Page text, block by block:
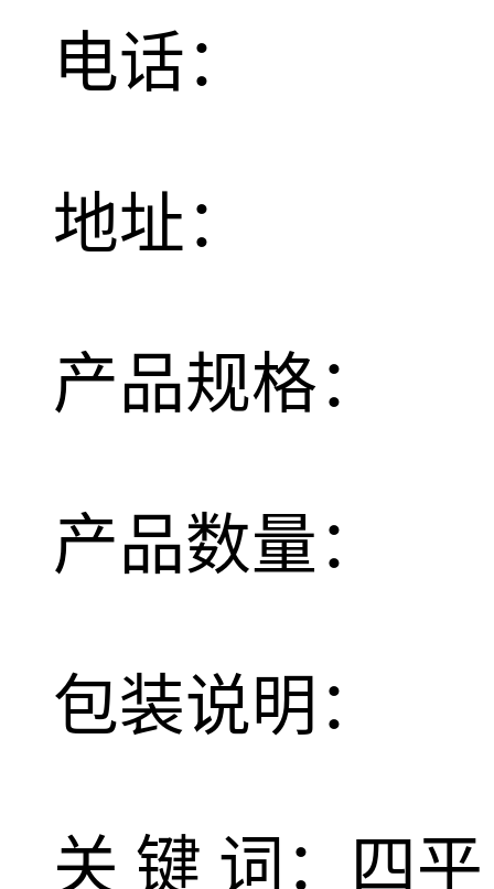
电话：
地址：
产品规格：
产品数量：
包装说明：
关 键 词：四平